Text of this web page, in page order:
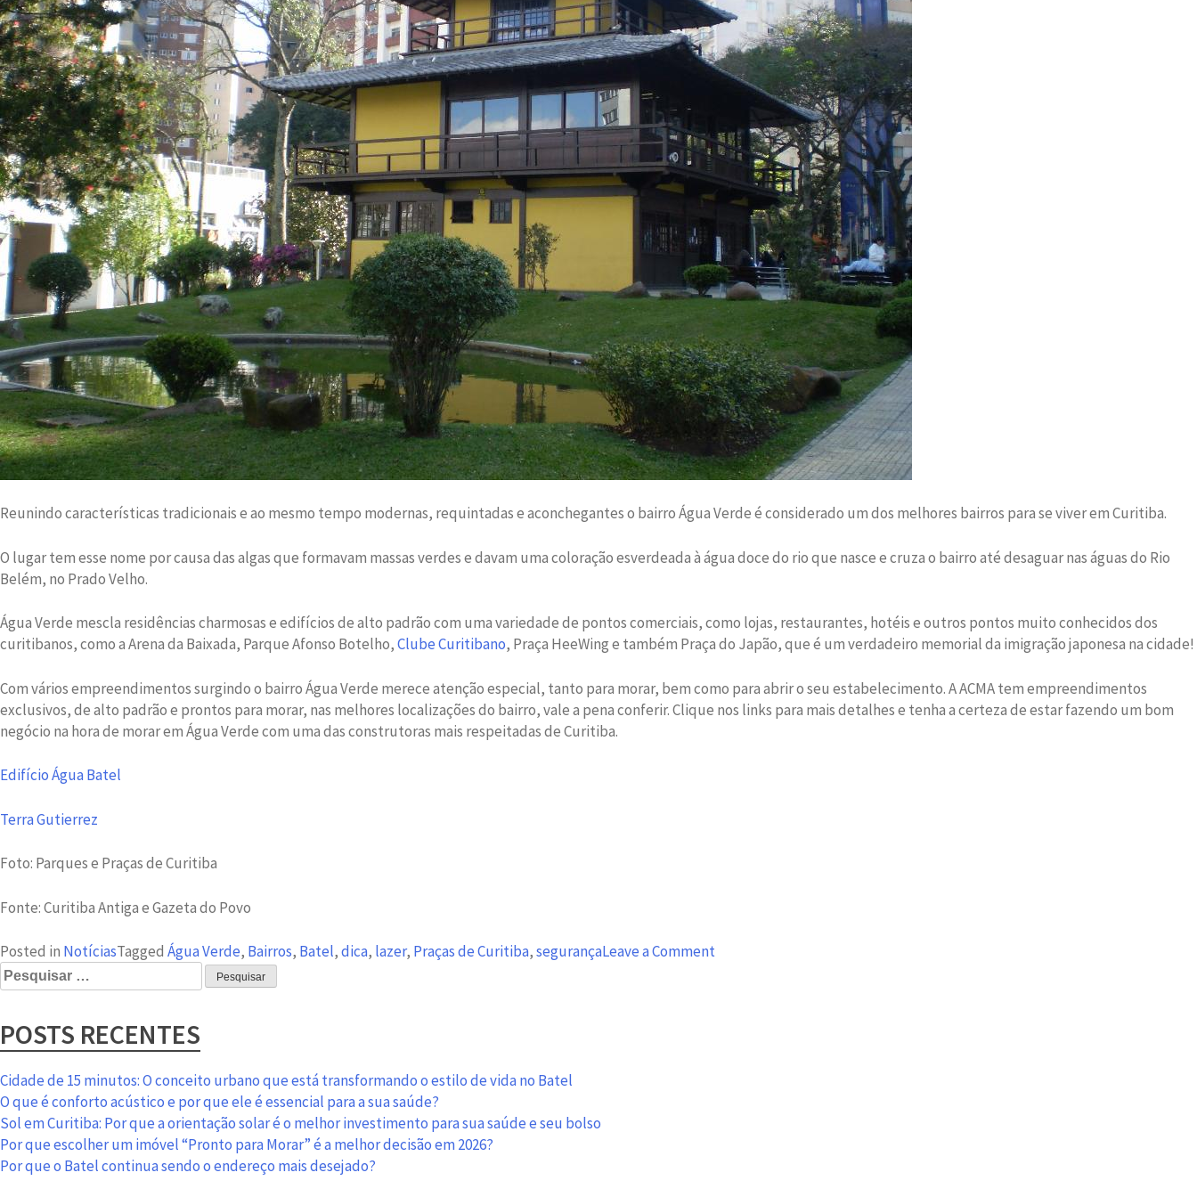
Reunindo características tradicionais e ao mesmo tempo modernas, requintadas e aconchegantes o bairro Água Verde é considerado um dos melhores bairros para se viver em Curitiba.
O lugar tem esse nome por causa das algas que formavam massas verdes e davam uma coloração esverdeada à água doce do rio que nasce e cruza o bairro até desaguar nas águas do Rio
Belém, no Prado Velho.
Água Verde mescla residências charmosas e edifícios de alto padrão com uma variedade de pontos comerciais, como lojas, restaurantes, hotéis e outros pontos muito conhecidos dos
curitibanos, como a Arena da Baixada, Parque Afonso Botelho,Clube Curitibano, Praça HeeWing e também Praça do Japão, que é um verdadeiro memorial da imigração japonesa na cidade!
Com vários empreendimentos surgindo o bairro Água Verde merece atenção especial, tanto para morar, bem como para abrir o seu estabelecimento. A ACMA tem empreendimentos
exclusivos, de alto padrão e prontos para morar, nas melhores localizações do bairro, vale a pena conferir. Clique nos links para mais detalhes e tenha a certeza de estar fazendo um bom
negócio na hora de morar em Água Verde com uma das construtoras mais respeitadas de Curitiba.
Edifício Água Batel
Terra Gutierrez
Foto: Parques e Praças de Curitiba
Fonte: Curitiba Antiga e Gazeta do Povo
Posted in NotíciasTagged Água Verde, Bairros, Batel,dica, lazer, Praças de Curitiba,segurançaLeave a Comment
Pesquisar
por:
POSTS RECENTES
Cidade de 15 minutos: O conceito urbano que está transformando o estilo de vida no Batel
O que é conforto acústico e por que ele é essencial para a sua saúde?
Sol em Curitiba: Por que a orientação solar é o melhor investimento para sua saúde e seu bolso
Por que escolher um imóvel “Pronto para Morar” é a melhor decisão em 2026?
Por que o Batel continua sendo o endereço mais desejado?